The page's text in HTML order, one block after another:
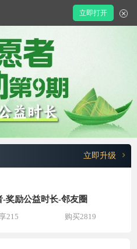
立即打开
立即升级
奖励公益时长-邻友圈
215 购买2819